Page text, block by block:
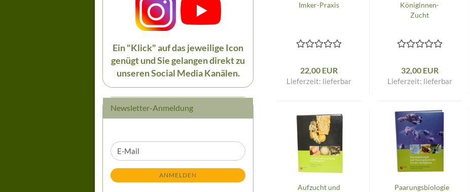
Imker-Praxis
22,00 EUR
Lieferzeit: lieferbar
Königinnen-
Zucht
32,00 EUR
Lieferzeit: lieferbar
Aufzucht und
Paarungsbiologie
Ein "Klick" auf das jeweilige Icon
genügt und Sie gelangen direkt zu
unseren Social Media Kanälen.
Newsletter-Anmeldung
WEITER
ZUR
NEWSLETTER-
ANMELDUNG
E-
Mail
ANMELDEN